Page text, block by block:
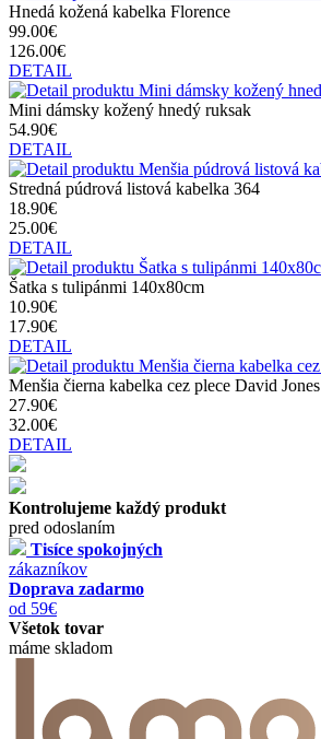
Hnedá kožená kabelka Florence
99.00€
126.00€
DETAIL
Mini dámsky kožený hnedý ruksak
54.90€
DETAIL
Stredná púdrová listová kabelka 364
18.90€
25.00€
DETAIL
Šatka s tulipánmi 140x80cm
10.90€
17.90€
DETAIL
Menšia čierna kabelka cez plece David Jones
27.90€
32.00€
DETAIL
Kontrolujeme každý produkt
pred odoslaním
Tisíce spokojných
zákazníkov
Doprava zadarmo
od 59€
Všetok tovar
máme skladom